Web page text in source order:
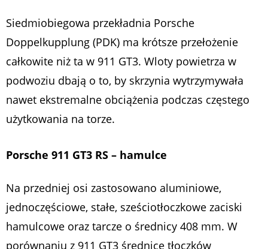
Siedmiobiegowa przekładnia Porsche
Doppelkupplung (PDK) ma krótsze przełożenie
całkowite niż ta w 911 GT3. Wloty powietrza w
podwoziu dbają o to, by skrzynia wytrzymywała
nawet ekstremalne obciążenia podczas częstego
użytkowania na torze.
Porsche 911 GT3 RS – hamulce
Na przedniej osi zastosowano aluminiowe,
jednoczęściowe, stałe, sześciotłoczkowe zaciski
hamulcowe oraz tarcze o średnicy 408 mm. W
porównaniu z 911 GT3 średnicę tłoczków